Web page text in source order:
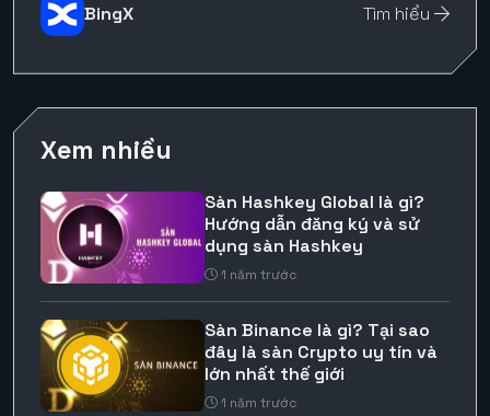
BingX Tìm hiểu
Xem nhiều
Sàn Hashkey Global là gì?
Hướng dẫn đăng ký và sử
dụng sàn Hashkey
1 năm trước
Sàn Binance là gì? Tại sao
đây là sàn Crypto uy tín và
lớn nhất thế giới
1 năm trước